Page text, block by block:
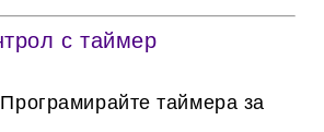
с таймер
таймера за